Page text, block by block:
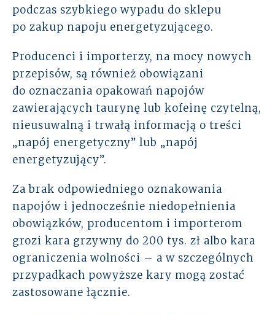
podczas szybkiego wypadu do sklepu
po zakup napoju energetyzującego.
Producenci i importerzy, na mocy nowych
przepisów, są również obowiązani
do oznaczania opakowań napojów
zawierających taurynę lub kofeinę czytelną,
nieusuwalną i trwałą informacją o treści
„napój energetyczny” lub „napój
energetyzujący”.
Za brak odpowiedniego oznakowania
napojów i jednocześnie niedopełnienia
obowiązków, producentom i importerom
grozi kara grzywny do 200 tys. zł albo kara
ograniczenia wolności – a w szczególnych
przypadkach powyższe kary mogą zostać
zastosowane łącznie.